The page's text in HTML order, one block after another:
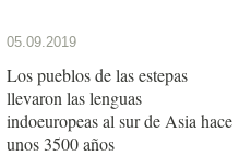
05.09.2019
Los pueblos de las estepas
llevaron las lenguas
indoeuropeas al sur de Asia hace
unos 3500 años